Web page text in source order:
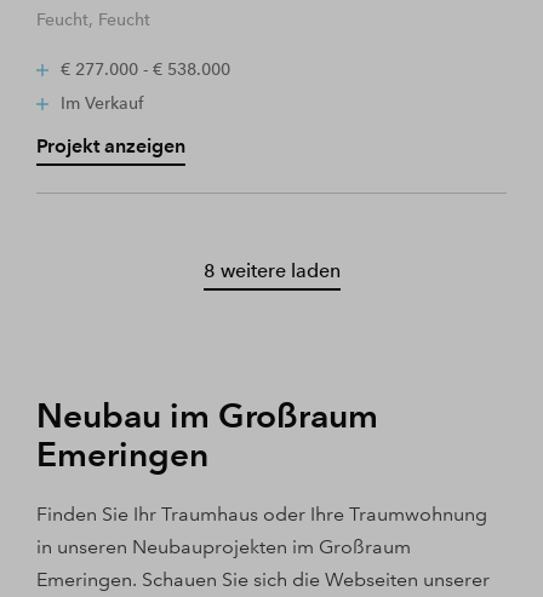
Feucht, Feucht
€ 277.000 - € 538.000
Im Verkauf
Projekt anzeigen
8 weitere laden
Neubau im Großraum
Emeringen
Finden Sie Ihr Traumhaus oder Ihre Traumwohnung
in unseren Neubauprojekten im Großraum
Emeringen. Schauen Sie sich die Webseiten unserer